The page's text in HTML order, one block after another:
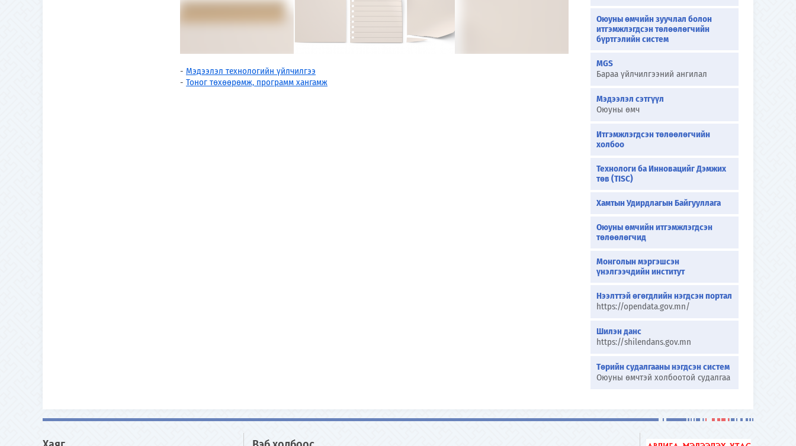
- Мэдээлэл технологийн үйлчилгээ
- Тоног төхөөрөмж, программ хангамж
Оюуны өмчийн зуучлал болон
итгэмжлэгдсэн төлөөлөгчийн
бүртгэлийн систем
MGS
Бараа үйлчилгээний ангилал
Мэдээлэл сэтгүүл
Оюуны өмч
Итгэмжлэгдсэн төлөөлөгчийн
холбоо
Технологи ба Инновацийг Дэмжих
төв (TISC)
Хамтын Удирдлагын Байгууллага
Оюуны өмчийн итгэмжлэгдсэн
төлөөлөгчид
Монголын мэргэшсэн
үнэлгээчдийн институт
Нээлттэй өгөгдлийн нэгдсэн портал
https://opendata.gov.mn/
Шилэн данс
https://shilendans.gov.mn
Төрийн судалгааны нэгдсэн систем
Оюуны өмчтэй холбоотой судалгаа